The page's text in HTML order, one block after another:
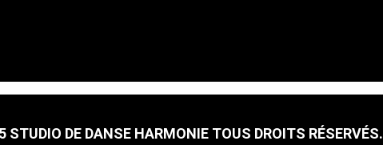
STUDIO DE DANSE HARMONIE TOUS DROITS RÉSERVÉS.